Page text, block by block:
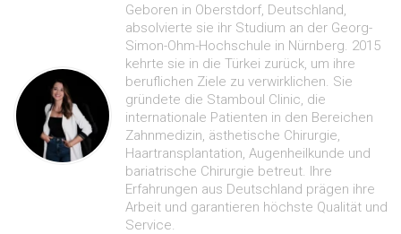
Geboren in Oberstdorf, Deutschland,
absolvierte sie ihr Studium an der Georg-
Simon-Ohm-Hochschule in Nürnberg. 2015
kehrte sie in die Türkei zurück, um ihre
beruflichen Ziele zu verwirklichen. Sie
gründete die Stamboul Clinic, die
internationale Patienten in den Bereichen
Zahnmedizin, ästhetische Chirurgie,
Haartransplantation, Augenheilkunde und
bariatrische Chirurgie betreut. Ihre
Erfahrungen aus Deutschland prägen ihre
Arbeit und garantieren höchste Qualität und
Service.